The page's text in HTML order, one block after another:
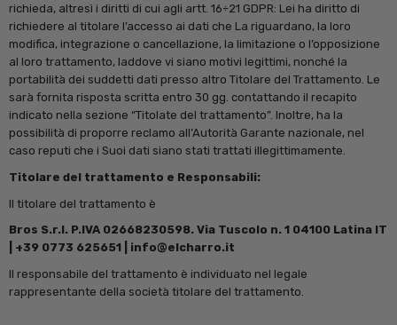
richieda, altresì i diritti di cui agli artt. 16÷21 GDPR: Lei ha diritto di
richiedere al titolare l’accesso ai dati che La riguardano, la loro
modifica, integrazione o cancellazione, la limitazione o l’opposizione
al loro trattamento, laddove vi siano motivi legittimi, nonché la
portabilità dei suddetti dati presso altro Titolare del Trattamento. Le
sarà fornita risposta scritta entro 30 gg. contattando il recapito
indicato nella sezione “Titolate del trattamento”. Inoltre, ha la
possibilità di proporre reclamo all’Autorità Garante nazionale, nel
caso reputi che i Suoi dati siano stati trattati illegittimamente.
Titolare del trattamento e Responsabili:
Il titolare del trattamento è
Bros S.r.l. P.IVA 02668230598. Via Tuscolo n. 1 04100 Latina IT
| +39 0773 625651 | info@elcharro.it
Il responsabile del trattamento è individuato nel legale
rappresentante della società titolare del trattamento.